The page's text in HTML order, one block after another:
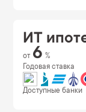
ИТ
Годовая ставка
от 6 %
Доступные банки